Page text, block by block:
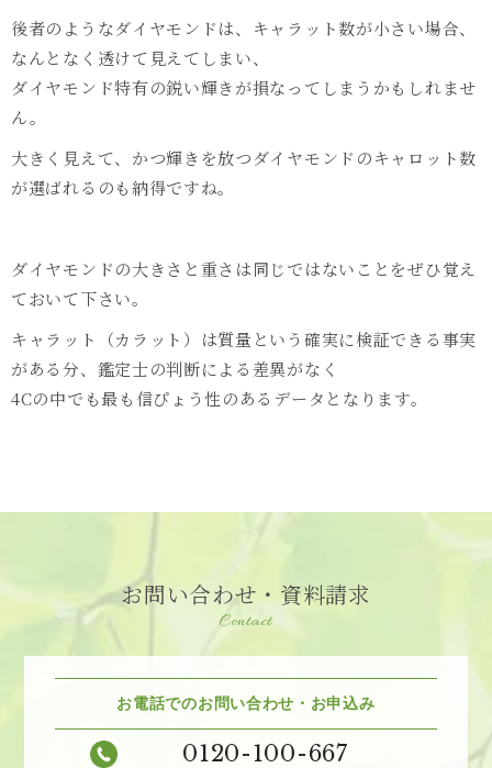
後者のようなダイヤモンドは、キャラット数が小さい場合、
なんとなく透けて見えてしまい、
ダイヤモンド特有の鋭い輝きが損なってしまうかもしれませ
ん。
大きく見えて、かつ輝きを放つダイヤモンドのキャロット数
が選ばれるのも納得ですね。
ダイヤモンドの大きさと重さは同じではないことをぜひ覚え
ておいて下さい。
キャラット（カラット）は質量という確実に検証できる事実
がある分、鑑定士の判断による差異がなく
4Cの中でも最も信ぴょう性のあるデータとなります。
お問い合わせ・資料請求
Contact
お電話でのお問い合わせ・お申込み
0120-100-667